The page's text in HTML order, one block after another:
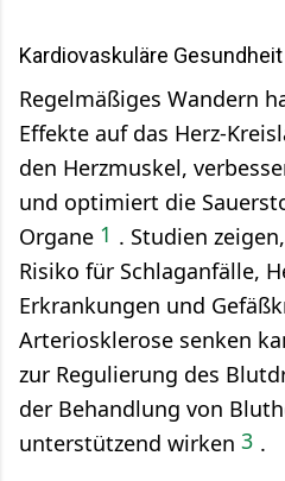
Kardiovaskuläre Gesundheit
Regelmäßiges Wandern
Effekte auf das Herz-
den Herzmuskel,
und optimiert die
Organe 1 . Studien
Risiko für Schlaganfälle,
Erkrankungen und
Arteriosklerose senken
zur Regulierung des
der Behandlung von
unterstützend wirken 3 .